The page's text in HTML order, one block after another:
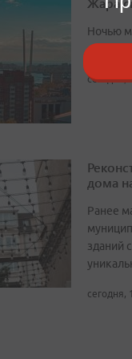
Ночью
осадков
сегодня,
дома
Ранее
зданий
сегодня,